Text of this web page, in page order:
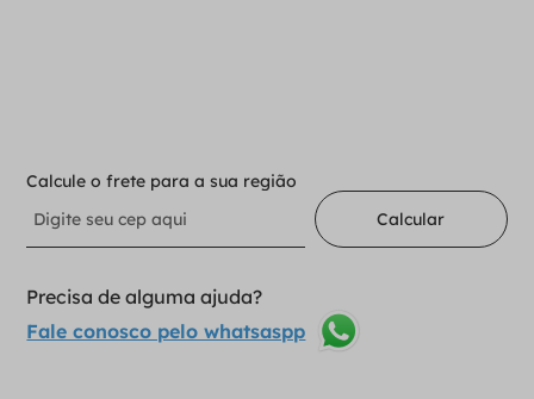
Calcule o frete para a sua região
Calcular
Precisa de alguma ajuda?
Fale conosco pelo whatsaspp